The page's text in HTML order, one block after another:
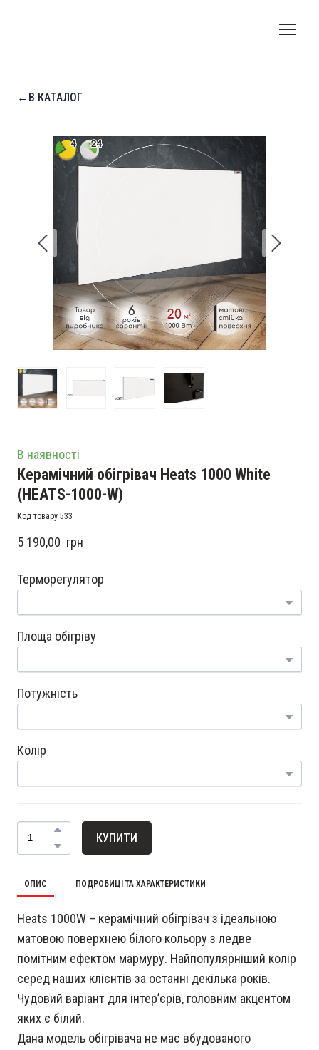
←В КАТАЛОГ
В наявності
Керамічний обігрівач Heats 1000 White
(HEATS-1000-W)
Код товару 533
5 190,00  грн
Терморегулятор
Площа обігріву
Потужність
Колір
КУПИТИ
ОПИС ПОДРОБИЦІ ТА ХАРАКТЕРИСТИКИ
Heats 1000W – керамічний обігрівач з ідеальною
матовою поверхнею білого кольору з ледве
помітним ефектом мармуру. Найпопулярніший колір
серед наших клієнтів за останні декілька років.
Чудовий варіант для інтер’єрів, головним акцентом
яких є білий.
Дана модель обігрівача не має вбудованого